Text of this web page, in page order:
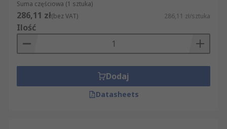
Suma częściowa (1 sztuka)
286,11 zł(bez VAT) 286,11 zł/sztuka
Ilość
Dodaj
Datasheets